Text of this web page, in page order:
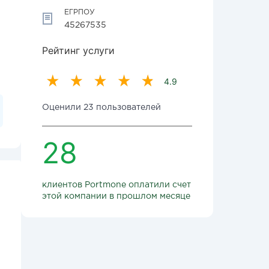
ЕГРПОУ
45267535
Рейтинг услуги
4.9
Оценили 23 пользователей
28
клиентов Portmone оплатили счет
этой компании в прошлом месяце